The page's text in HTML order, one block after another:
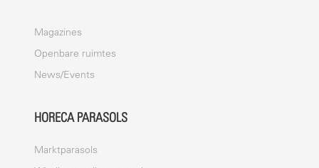
Magazines
Openbare ruimtes
News/Events
HORECA PARASOLS
Marktparasols